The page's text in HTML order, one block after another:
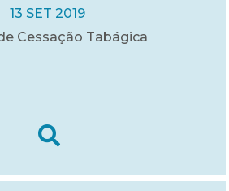
13 SET 2019
Cessação Tabágica